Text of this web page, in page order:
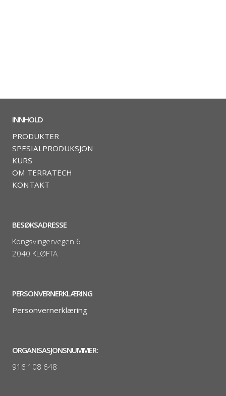
INNHOLD
PRODUKTER
SPESIALPRODUKSJON
KURS
OM TERRATECH
KONTAKT
BESØKSADRESSE
Kongsvingervegen 6
2040 KLØFTA
PERSONVERNERKLÆRING
Personvernerklæring
ORGANISASJONSNUMMER:
916 108 648